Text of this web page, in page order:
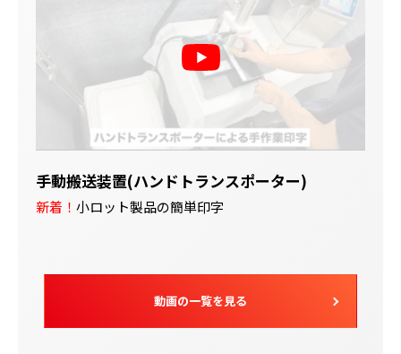
手動搬送装置(ハンドトランスポーター)
新着！ 小ロット製品の簡単印字
動画の一覧を見る